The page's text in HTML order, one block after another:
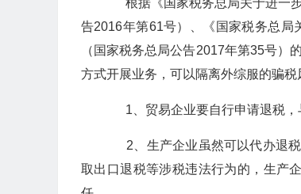
根据《国家税务总局关于进一
告2016年第61号）、《国家税务总局
（国家税务总局公告2017年第35号）
方式开展业务，可以隔离外综服的骗税
1、贸易企业要自行申请退税，
2、生产企业虽然可以代办退税
取出口退税等涉税违法行为的，生产